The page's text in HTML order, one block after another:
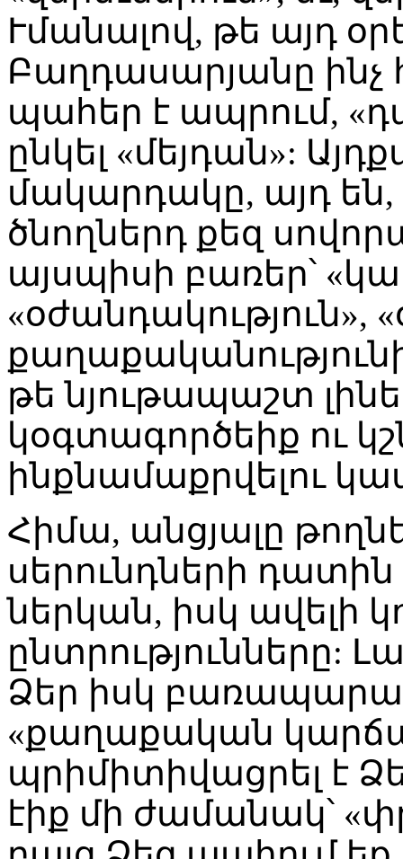
Ւմանալով, թե այդ
Բաղդասարյանը ինչ
պահեր է ապրում,
ընկել «մեյդան»:
մակարդակը, այդ
ծնողներդ քեզ
այսպիսի բառեր՝
«օժանդակություն»,
թե նյութապաշտ
կօգտագործեիք ու
ինքնամաքրվելու
Հիմա, անցյալը
սերունդների
ներկան, իսկ ավելի
ընտրությունները:
Ձեր իսկ
«քաղաքական
պրիմիտիվացրել է
էիք մի ժամանակ՝